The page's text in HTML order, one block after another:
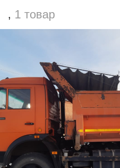
, 1 товар